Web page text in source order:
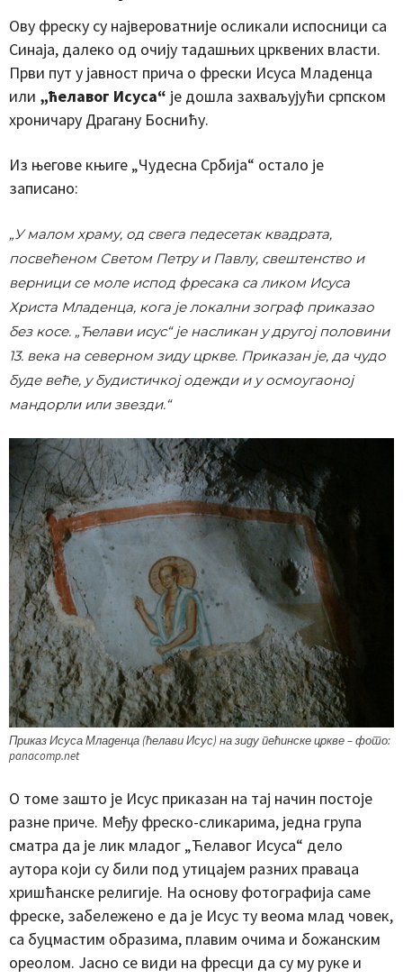
Ову фреску су највероватније осликали испосници са
Синаја, далеко од очију тадашњих црквених власти.
Први пут у јавност прича о фрески Исуса Младенца
или „ћелавог Исуса“ је дошла захваљујући српском
хроничару Драгану Боснићу.
Из његове књиге „Чудесна Србија“ остало је
записано:
„У малом храму, од свега педесетак квадрата,
посвећеном Светом Петру и Павлу, свештенство и
верници се моле испод фресака са ликом Исуса
Христа Младенца, кога је локални зограф приказао
без косе. „Ћелави исус“ је насликан у другој половини
13. века на северном зиду цркве. Приказан је, да чудо
буде веће, у будистичкој одежди и у осмоугаоној
мандорли или звезди.“
Приказ Исуса Младенца (ћелави Исус) на зиду пећинске цркве – фото:
panacomp.net
О томе зашто је Исус приказан на тај начин постоје
разне приче. Међу фреско-сликарима, једна група
сматра да је лик младог „Ћелавог Исуса“ дело
аутора који су били под утицајем разних праваца
хришћанске религије. На основу фотографија саме
фреске, забележено е да је Исус ту веома млад човек,
са буцмастим образима, плавим очима и божанским
ореолом. Јасно се види на фресци да су му руке и